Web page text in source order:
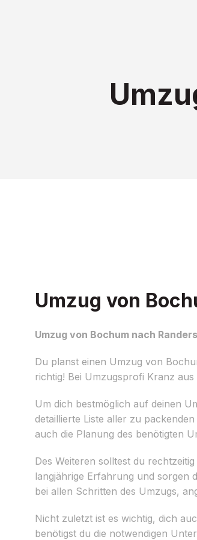
Umzug von
Umzug von Bochum nach
Du planst einen Umzug von
richtig! Bei Umzugsprofi Kranz
Um dich bestmöglich auf deinen
detaillierte Liste aller zu
auch die Planung des benötigten
Des Weiteren solltest du
langjährige Erfahrung und sorgen
bei allen Schritten des Umzugs,
Nicht zuletzt ist es wichtig, dich
benötigst du die notwendigen